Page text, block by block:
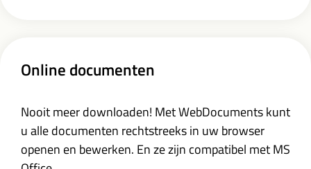
Online documenten
Nooit meer downloaden! Met WebDocuments kunt
u alle documenten rechtstreeks in uw browser
openen en bewerken. En ze zijn compatibel met MS